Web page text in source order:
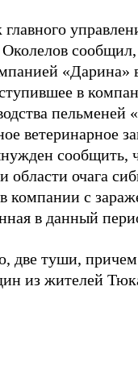
«Дарина»
в
ветеринарное
сообщить,
области очага
компании с
в данный
две туши, причем
из жителей